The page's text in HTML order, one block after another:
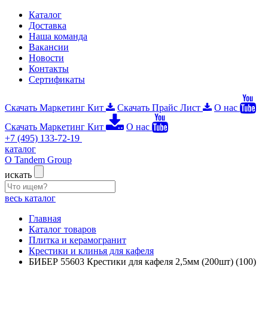
Каталог
Доставка
Наша команда
Вакансии
Новости
Контакты
Сертификаты
Скачать Маркетинг Кит Скачать Прайс Лист
О нас
Скачать Маркетинг Кит
О нас
+7 (495) 133-72-19
каталог
О Tandem Group
искать
весь каталог
Главная
Каталог товаров
Плитка и керамогранит
Крестики и клинья для кафеля
БИБЕР 55603 Крестики для кафеля 2,5мм (200шт) (100)